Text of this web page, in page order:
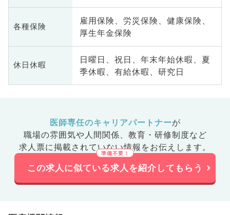
各種保険
雇用保険、労災保険、健康保険、
厚生年金保険
休日休暇
日曜日、祝日、年末年始休暇、夏
季休暇、有給休暇、研究日
医師専任のキャリアパートナーが
職場の雰囲気や人間関係、 教育・研修制度など
求人票に掲載されていない情報をお伝えします。
この求人に似ている求人を紹介してもらう